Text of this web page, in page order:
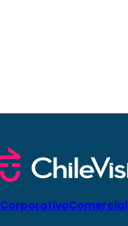
CorporativoComercial